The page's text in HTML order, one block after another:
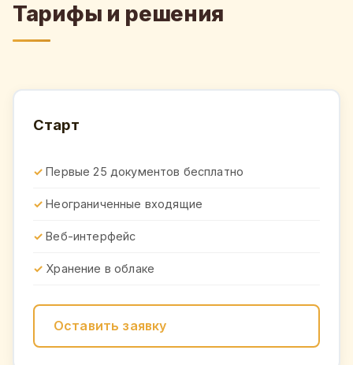
Тарифы и решения
Старт
Первые 25 документов бесплатно
Неограниченные входящие
Веб-интерфейс
Хранение в облаке
Оставить заявку